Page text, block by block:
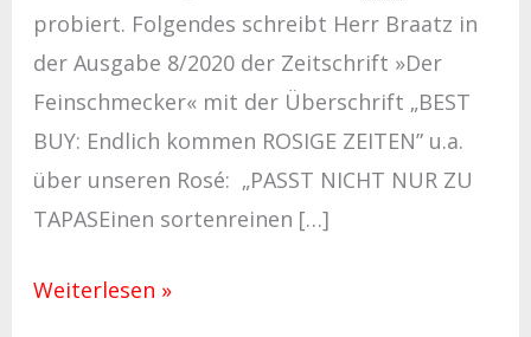
probiert. Folgendes schreibt Herr Braatz in
der Ausgabe 8/2020 der Zeitschrift »Der
Feinschmecker« mit der Überschrift „BEST
BUY: Endlich kommen ROSIGE ZEITEN” u.a.
über unseren Rosé: „PASST NICHT NUR ZU
TAPASEinen sortenreinen […]
Weiterlesen »